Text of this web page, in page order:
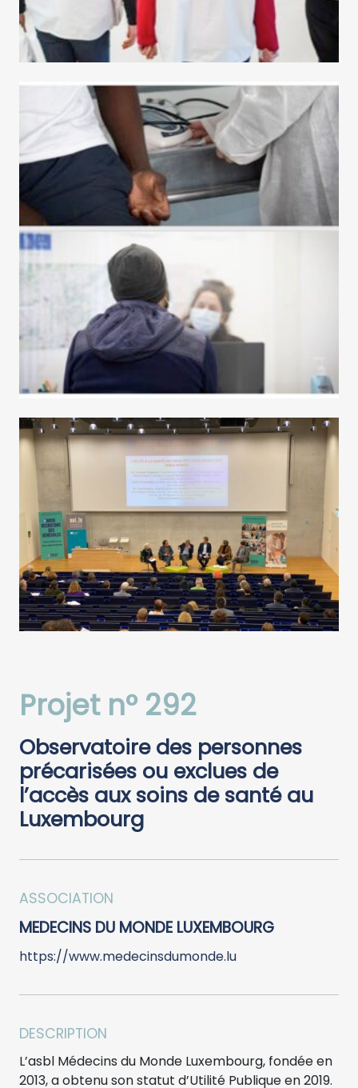
Projet n° 292
Observatoire des personnes
précarisées ou exclues de
l’accès aux soins de santé au
Luxembourg
ASSOCIATION
MEDECINS DU MONDE LUXEMBOURG
https://www.medecinsdumonde.lu
DESCRIPTION
L’asbl Médecins du Monde Luxembourg, fondée en
2013, a obtenu son statut d’Utilité Publique en 2019.